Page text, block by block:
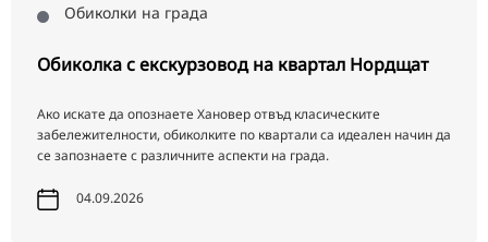
Обиколки на града
Обиколка с екскурзовод на квартал Нордщат
Ако искате да опознаете Хановер отвъд класическите
забележителности, обиколките по квартали са идеален начин да
се запознаете с различните аспекти на града.
04.09.2026